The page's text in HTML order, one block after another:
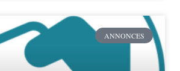
ANNONCES